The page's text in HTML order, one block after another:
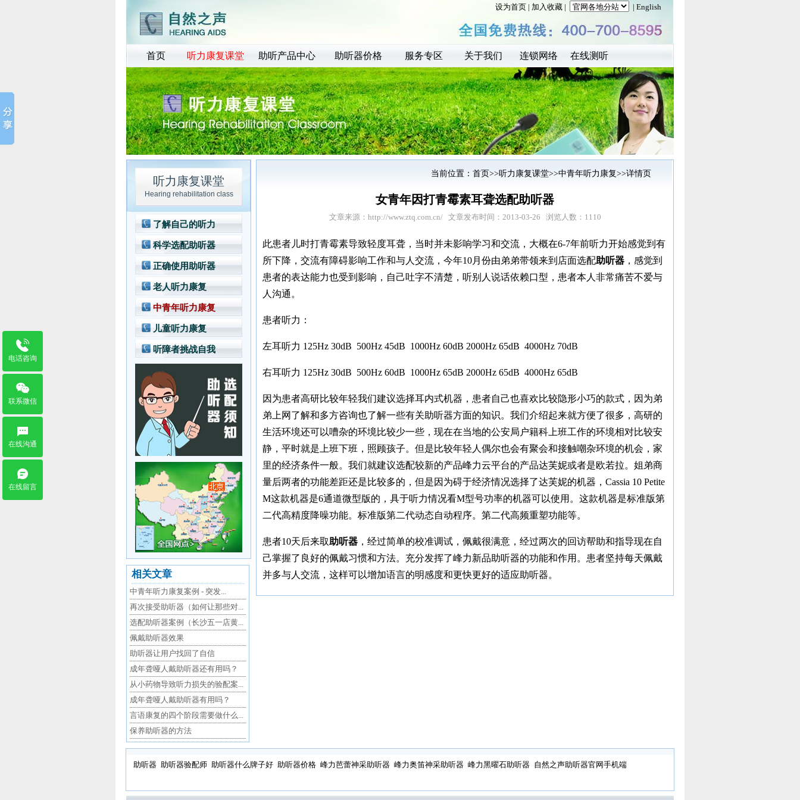
设为首页 | 加入收藏 | | English
首页 听力康复课堂 助听产品中心 助听器价格 服务专区 关于我们 连锁网络 在线测听
听力康复课堂
Hearing rehabilitation class
了解自己的听力
科学选配助听器
正确使用助听器
老人听力康复
中青年听力康复
儿童听力康复
听障者挑战自我
相关文章
中青年听力康复案例 - 突发...
再次接受助听器（如何让那些对...
选配助听器案例（长沙五一店黄...
佩戴助听器效果
助听器让用户找回了自信
成年聋哑人戴助听器还有用吗？
从小药物导致听力损失的验配案...
成年聋哑人戴助听器有用吗？
言语康复的四个阶段需要做什么...
保养助听器的方法
当前位置： 首页>>听力康复课堂>>中青年听力康复>>详情页
女青年因打青霉素耳聋选配助听器
文章来源： http://www.ztq.com.cn/文章发布时间：2013-03-26 浏览人数：1110
此患者儿时打青霉素导致轻度耳聋，当时并未影响学习和交流，大概在6-7年前听力开始感觉到有
所下降，交流有障碍影响工作和与人交流，今年10月份由弟弟带领来到店面选配助听器 ，感觉到
患者的表达能力也受到影响，自己吐字不清楚，听别人说话依赖口型，患者本人非常痛苦不爱与
人沟通。
患者听力：
左耳听力 125Hz 30dB 500Hz 45dB 1000Hz 60dB 2000Hz 65dB 4000Hz 70dB
右耳听力 125Hz 30dB 500Hz 60dB 1000Hz 65dB 2000Hz 65dB 4000Hz 65dB
因为患者高研比较年轻我们建议选择耳内式机器，患者自己也喜欢比较隐形小巧的款式，因为弟
弟上网了解和多方咨询也了解一些有关助听器方面的知识。我们介绍起来就方便了很多，高研的
生活环境还可以嘈杂的环境比较少一些，现在在当地的公安局户籍科上班工作的环境相对比较安
静，平时就是上班下班，照顾孩子。但是比较年轻人偶尔也会有聚会和接触嘲杂环境的机会，家
里的经济条件一般。我们就建议选配较新的产品峰力云平台的产品达芙妮或者是欧若拉。姐弟商
量后两者的功能差距还是比较多的，但是因为碍于经济情况选择了达芙妮的机器，Cassia 10 Petite
M这款机器是6通道微型版的，具于听力情况看M型号功率的机器可以使用。这款机器是标准版第
二代高精度降噪功能。标准版第二代动态自动程序。第二代高频重塑功能等。
患者10天后来取助听器 ，经过简单的校准调试，佩戴很满意，经过两次的回访帮助和指导现在自
己掌握了良好的佩戴习惯和方法。充分发挥了峰力新品助听器的功能和作用。患者坚持每天佩戴
并多与人交流，这样可以增加语言的明感度和更快更好的适应助听器。
助听器 助听器验配师 助听器什么牌子好 助听器价格 峰力芭蕾神采助听器 峰力奥笛神采助听器 峰力黑曜石助听器 自然之声助听器官网手机端
电话咨询
联系微信
在线沟通
在线留言